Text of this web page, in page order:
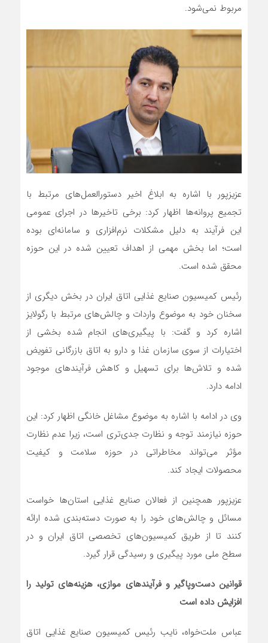
مربوط نمی‌شود.
عزیزپور با اشاره به ابلاغ اخیر دستورالعمل‌های مرتبط با
تجمیع پروانه‌ها اظهار کرد: برخی تاخیرها در اجرای عمومی
این فرآیند به دلیل مشکلات نرم‌افزاری و سامانه‌ای بوده
است؛ اما بخش مهمی از اهداف تعیین شده در این حوزه
محقق شده است.
رئیس کمیسیون صنایع غذایی اتاق ایران در بخش دیگری از
سخنان خود به موضوع واردات و چالش‌های مرتبط با رگولایز
اشاره کرد و گفت: با پیگیری‌های انجام شده بخشی از
اختیارات از سوی سازمان غذا و دارو به اتاق بازرگانی تفویض
شده و تلاش‌ها برای تسهیل و کاهش فرآیندهای موجود
ادامه دارد.
وی در ادامه با اشاره به موضوع مشاغل خانگی اظهار کرد: این
حوزه نیازمند توجه و نظارت جدی‌تری است، زیرا عدم نظارت
مؤثر می‌تواند مخاطراتی در حوزه سلامت و کیفیت
محصولات ایجاد کند.
عزیزپور همچنین از فعالان صنایع غذایی استان‌ها خواست
مسائل و چالش‌های خود را به صورت دسته‌بندی شده ارائه
کنند تا از طریق کمیسیون‌های تخصصی اتاق ایران و در
سطح ملی مورد پیگیری و رسیدگی قرار گیرد.
قوانین دست‌وپاگیر و فرآیندهای موازی، هزینه‌های تولید را
افزایش داده است
عباس ملت‌خواه، نایب رئیس کمیسیون صنایع غذایی اتاق